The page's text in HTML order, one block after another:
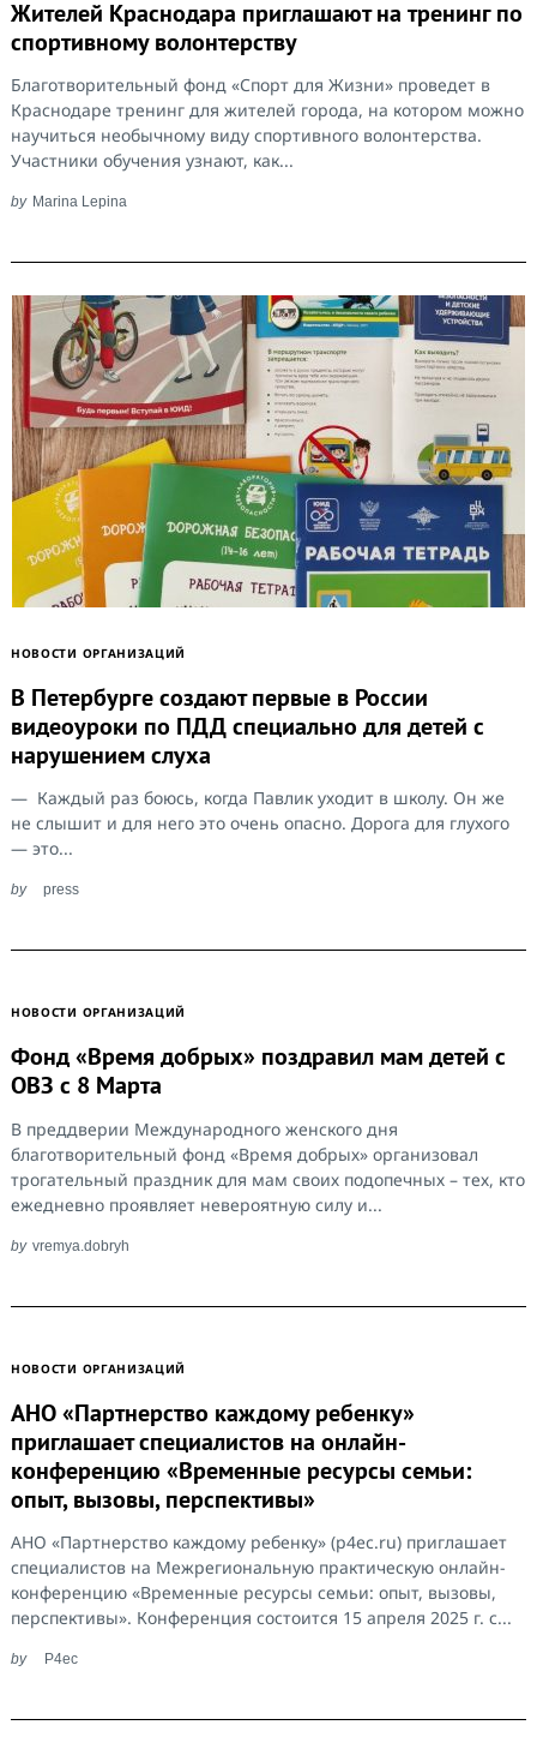
Жителей Краснодара приглашают на тренинг по
спортивному волонтерству
Благотворительный фонд «Спорт для Жизни» проведет в
Краснодаре тренинг для жителей города, на котором можно
научиться необычному виду спортивного волонтерства.
Участники обучения узнают, как...
by Marina Lepina
НОВОСТИ ОРГАНИЗАЦИЙ
В Петербурге создают первые в России
видеоуроки по ПДД специально для детей с
нарушением слуха
— Каждый раз боюсь, когда Павлик уходит в школу. Он же
не слышит и для него это очень опасно. Дорога для глухого
— это...
by press
НОВОСТИ ОРГАНИЗАЦИЙ
Фонд «Время добрых» поздравил мам детей с
ОВЗ с 8 Марта
В преддверии Международного женского дня
благотворительный фонд «Время добрых» организовал
трогательный праздник для мам своих подопечных – тех, кто
ежедневно проявляет невероятную силу и...
by vremya.dobryh
НОВОСТИ ОРГАНИЗАЦИЙ
АНО «Партнерство каждому ребенку»
приглашает специалистов на онлайн-
конференцию «Временные ресурсы семьи:
опыт, вызовы, перспективы»
АНО «Партнерство каждому ребенку» (p4ec.ru) приглашает
специалистов на Межрегиональную практическую онлайн-
конференцию «Временные ресурсы семьи: опыт, вызовы,
перспективы». Конференция состоится 15 апреля 2025 г. с...
by P4ec